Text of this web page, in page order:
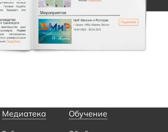
Медиатека Обучение